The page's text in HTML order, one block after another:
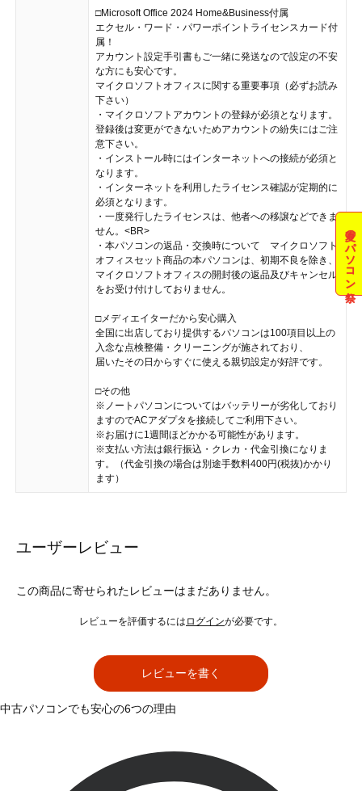
□Microsoft Office 2024 Home&Business付属
エクセル・ワード・パワーポイントライセンスカード付
属！
アカウント設定手引書もご一緒に発送なので設定の不安
な方にも安心です。
マイクロソフトオフィスに関する重要事項（必ずお読み
下さい）
・マイクロソフトアカウントの登録が必須となります。
登録後は変更ができないためアカウントの紛失にはご注
意下さい。
・インストール時にはインターネットへの接続が必須と
なります。
・インターネットを利用したライセンス確認が定期的に
必須となります。
・一度発行したライセンスは、他者への移譲などできま
せん。<BR>
・本パソコンの返品・交換時について マイクロソフト
オフィスセット商品の本パソコンは、初期不良を除き、
マイクロソフトオフィスの開封後の返品及びキャンセル
をお受け付けしておりません。
□メディエイターだから安心購入
全国に出店しており提供するパソコンは100項目以上の
入念な点検整備・クリーニングが施されており、
届いたその日からすぐに使える親切設定が好評です。
□その他
※ノートパソコンについてはバッテリーが劣化しており
ますのでACアダプタを接続してご利用下さい。
※お届けに1週間ほどかかる可能性があります。
※支払い方法は銀行振込・クレカ・代金引換になりま
す。（代金引換の場合は別途手数料400円(税抜)かかり
ます）
ユーザーレビュー
この商品に寄せられたレビューはまだありません。
レビューを評価するには ログインが必要です。
レビューを書く
夏のパソコン祭
中古パソコンでも安心の6つの理由